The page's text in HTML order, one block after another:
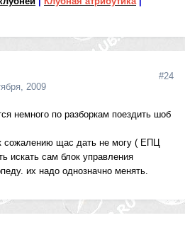
2009
#24
немного по разборкам поездить шоб
сожалению щас дать не могу ( ЕПЦ
искать сам блок управления
их надо однозначно менять.